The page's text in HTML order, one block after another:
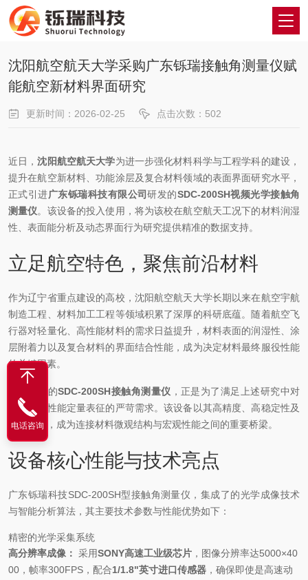
沈阳航空航天大学采购广东铄瑞接触角测量仪赋
能航空新材料界面研究
更新时间：2026-02-25 点击次数：502
近日，沈阳航空航天大学为进一步强化材料科学与工程学科的建设，
提升在航空新材料、功能涂层及复合材料领域的表面界面研究水平，
正式引进广东铄瑞科技有限公司研发的SDC-200SH视频光学接触角
测量仪。该设备的投入使用，将为该校在航空航天工况下的材料润湿
性、表面能分析及动态界面行为研究提供精准的数据支持。
立足航空特色，聚焦前沿材料
作为辽宁省重点建设的高校，沈阳航空航天大学长期以来在航空宇航
制造工程、材料加工工程等领域积累了深厚的科研底蕴。随着航空飞
行器对轻量化、高性能材料的需求日益提升，材料表面的润湿性、涂
层附着力以及复合材料的界面结合性能，成为决定材料最终服役性能
的关键因素。
此次采购的SDC-200SH接触角测量仪 ，正是为了满足上述研究中对
材料表面性能定量表征的严苛需求。该设备以其高精度、高稳定性及
多功能性，成为连接材料微观结构与宏观性能之间的重要桥梁。
设备核心性能与技术亮点
广东铄瑞科技SDC-200SH型接触角测量仪，集成了的光学成像技术
与智能分析算法，其主要技术参数与性能优势如下：
精密的光学采集系统
高分辨率成像： 采用SONY高速工业级芯片 ，图像分辨率达5000×40
00，帧率300FPS，配合1/1.8"英寸进口传感器 ，确保即使是高速动
电话咨询